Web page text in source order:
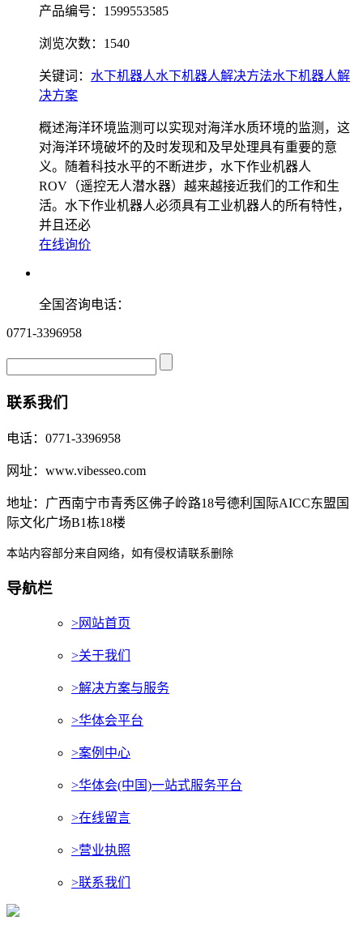
产品编号：1599553585
浏览次数：1540
关键词： 水下机器人水下机器人解决方法水下机器人解
决方案
概述海洋环境监测可以实现对海洋水质环境的监测，这
对海洋环境破坏的及时发现和及早处理具有重要的意
义。随着科技水平的不断进步，水下作业机器人
ROV（遥控无人潜水器）越来越接近我们的工作和生
活。水下作业机器人必须具有工业机器人的所有特性，
并且还必
在线询价
全国咨询电话：
0771-3396958
联系我们
电话：0771-3396958
网址：www.vibesseo.com
地址：广西南宁市青秀区佛子岭路18号德利国际AICC东盟国
际文化广场B1栋18楼
本站内容部分来自网络，如有侵权请联系删除
导航栏
>网站首页
>关于我们
>解决方案与服务
>华体会平台
>案例中心
>华体会(中国)一站式服务平台
>在线留言
>营业执照
>联系我们